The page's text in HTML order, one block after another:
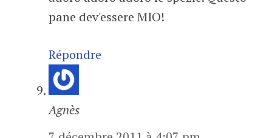
pane dev'essere MIO!
Répondre
Agnès